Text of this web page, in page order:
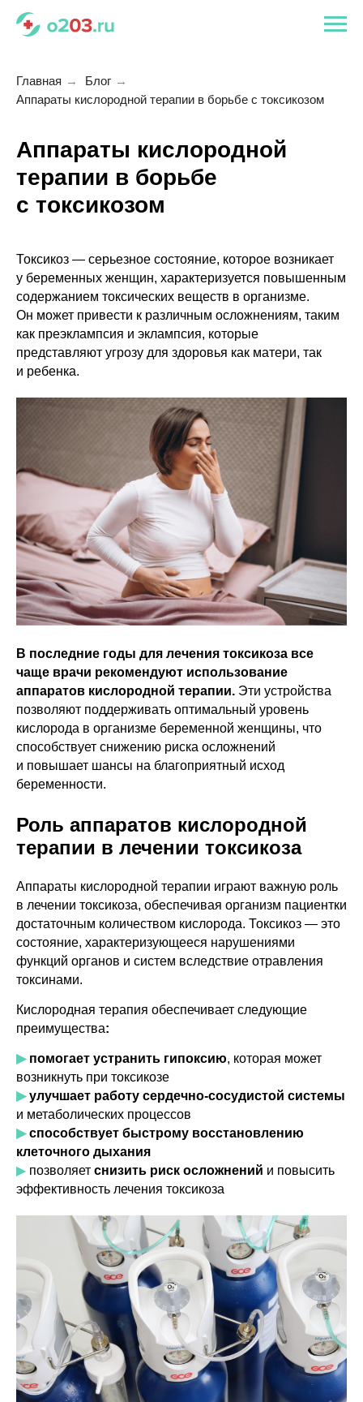
Главная → Блог →
Аппараты кислородной терапии в борьбе с токсикозом
Аппараты кислородной
терапии в борьбе
с токсикозом
Токсикоз — серьезное состояние, которое возникает
у беременных женщин, характеризуется повышенным
содержанием токсических веществ в организме.
Он может привести к различным осложнениям, таким
как преэклампсия и эклампсия, которые
представляют угрозу для здоровья как матери, так
и ребенка.
В последние годы для лечения токсикоза все
чаще врачи рекомендуют использование
аппаратов кислородной терапии. Эти устройства
позволяют поддерживать оптимальный уровень
кислорода в организме беременной женщины, что
способствует снижению риска осложнений
и повышает шансы на благоприятный исход
беременности.
Роль аппаратов кислородной
терапии в лечении токсикоза
Аппараты кислородной терапии играют важную роль
в лечении токсикоза, обеспечивая организм пациентки
достаточным количеством кислорода. Токсикоз — это
состояние, характеризующееся нарушениями
функций органов и систем вследствие отравления
токсинами.
Кислородная терапия обеспечивает следующие
преимущества:
▶помогает устранить гипоксию, которая может
возникнуть при токсикозе
▶улучшает работу сердечно-сосудистой системы
и метаболических процессов
▶способствует быстрому восстановлению
клеточного дыхания
▶ позволяет снизить риск осложнений и повысить
эффективность лечения токсикоза